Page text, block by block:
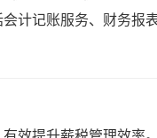
计记账服务、财务报